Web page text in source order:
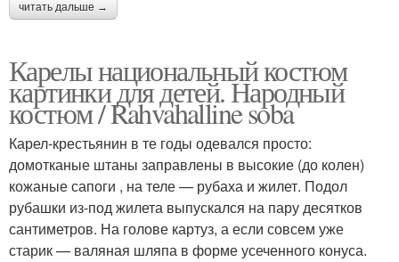
читать дальше →
Карелы национальный костюм
картинки для детей. Народный
костюм / Rahvahalline soba
Карел-крестьянин в те годы одевался просто:
домотканые штаны заправлены в высокие (до колен)
кожаные сапоги , на теле — рубаха и жилет. Подол
рубашки из-под жилета выпускался на пару десятков
сантиметров. На голове картуз, а если совсем уже
старик — валяная шляпа в форме усеченного конуса.